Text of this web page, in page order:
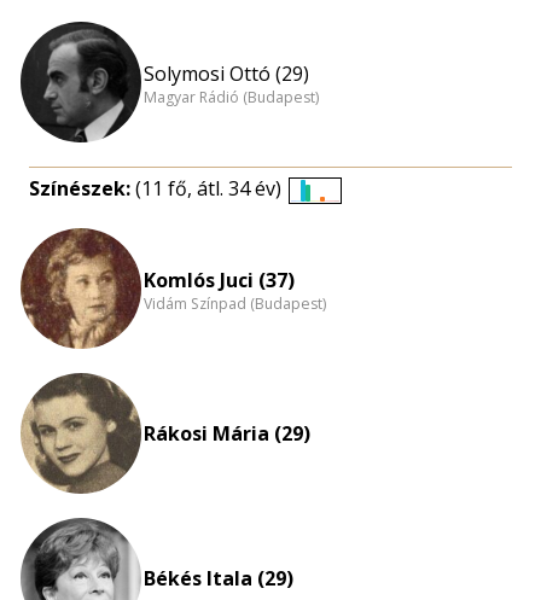
Solymosi Ottó (29)
Magyar Rádió (Budapest)
Színészek:(11 fő, átl. 34 év)
Komlós Juci (37)
Vidám Színpad (Budapest)
Rákosi Mária (29)
Békés Itala (29)